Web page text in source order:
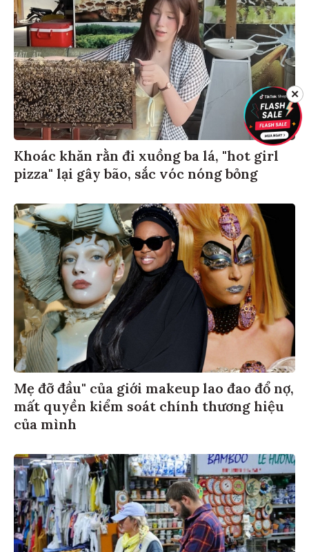
Khoác khăn rằn đi xuồng ba lá, "hot girl
pizza" lại gây bão, sắc vóc nóng bỏng
Mẹ đỡ đầu" của giới makeup lao đao đổ nợ,
mất quyền kiểm soát chính thương hiệu
của mình
✕